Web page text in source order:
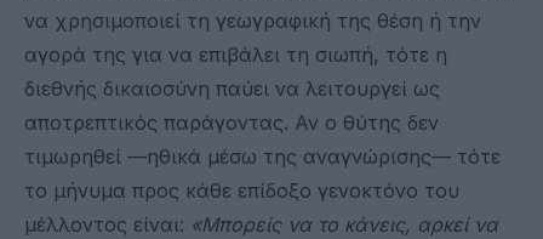
να χρησιμοποιεί τη γεωγραφική της θέση ή την
αγορά της για να επιβάλει τη σιωπή, τότε η
διεθνής δικαιοσύνη παύει να λειτουργεί ως
αποτρεπτικός παράγοντας. Αν ο θύτης δεν
τιμωρηθεί —ηθικά μέσω της αναγνώρισης— τότε
το μήνυμα προς κάθε επίδοξο γενοκτόνο του
μέλλοντος είναι: «Μπορείς να το κάνεις, αρκεί να